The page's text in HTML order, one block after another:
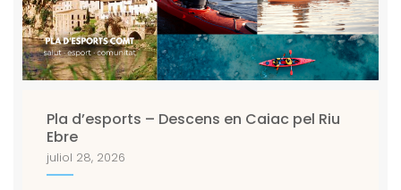
Pla d’esports – Descens en Caiac pel Riu
Ebre
juliol 28, 2026